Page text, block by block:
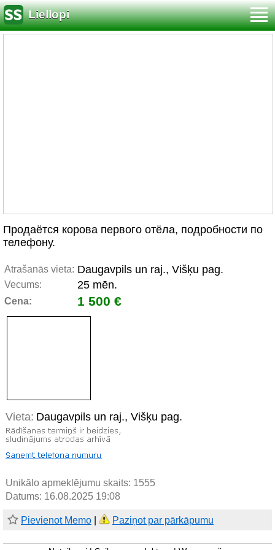
Liellopi
Продаётся корова первого отёла, подробности по
телефону.
Atrašanās vieta: Daugavpils un raj., Višķu pag.
Vecums: 25 mēn.
Cena: 1 500 €
Vieta: Daugavpils un raj., Višķu pag.
Unikālo apmeklējumu skaits: 1555
Datums: 16.08.2025 19:08
Pievienot Memo Paziņot par pārkāpumu